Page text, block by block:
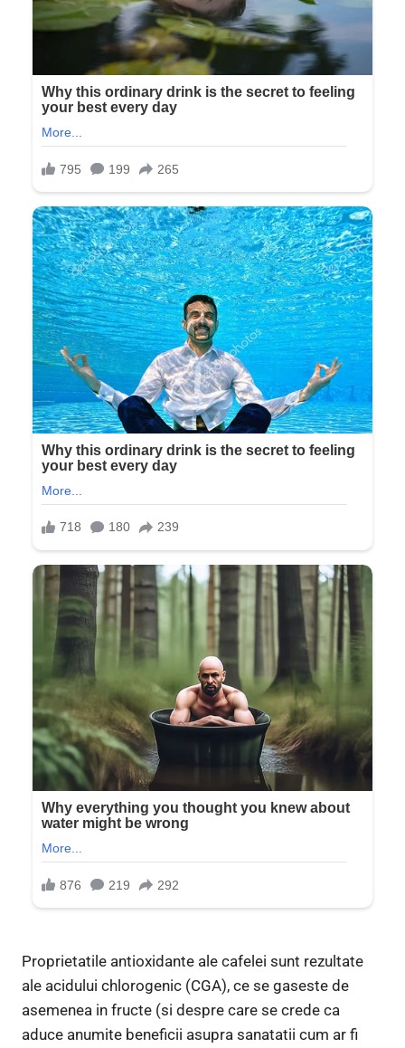
Proprietatile antioxidante ale cafelei sunt rezultate
ale acidului chlorogenic (CGA), ce se gaseste de
asemenea in fructe (si despre care se crede ca
aduce anumite beneficii asupra sanatatii cum ar fi